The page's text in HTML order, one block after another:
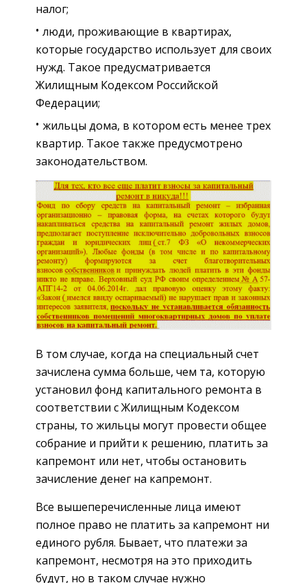
налог;
люди, проживающие в квартирах,
которые государство использует для своих
нужд. Такое предусматривается
Жилищным Кодексом Российской
Федерации;
жильцы дома, в котором есть менее трех
квартир. Такое также предусмотрено
законодательством.
В том случае, когда на специальный счет
зачислена сумма больше, чем та, которую
установил фонд капитального ремонта в
соответствии с Жилищным Кодексом
страны, то жильцы могут провести общее
собрание и прийти к решению, платить за
капремонт или нет, чтобы остановить
зачисление денег на капремонт.
Все вышеперечисленные лица имеют
полное право не платить за капремонт ни
единого рубля. Бывает, что платежи за
капремонт, несмотря на это приходить
будут, но в таком случае нужно